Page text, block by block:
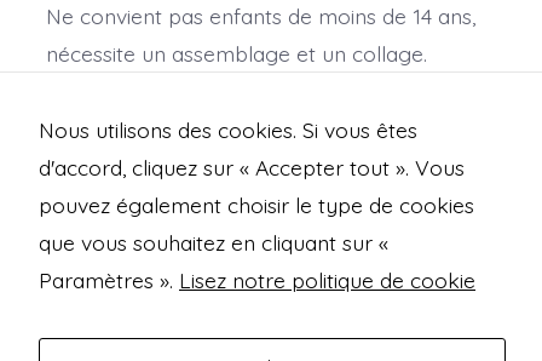
Ne convient pas enfants de moins de 14 ans,
nécessite un assemblage et un collage.
Scultupture: Lux Thantor
Facebook
in
Open
Instagram
in
Mastodon
in
Bluesky
in
Nous utilisons des cookies. Si vous êtes
d'accord, cliquez sur « Accepter tout ». Vous
pouvez également choisir le type de cookies
que vous souhaitez en cliquant sur «
Paramètres ». Lisez notre politique de cookie